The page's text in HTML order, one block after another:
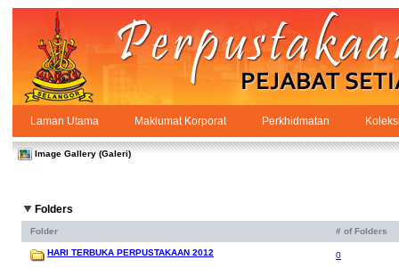
Skip to Content
PPSUKSEL
Galeri
Laman Utama Maklumat Korporat Perkhidmatan
Image Gallery (Galeri)
Folders
Folder # of Folders
HARI TERBUKA PERPUSTAKAAN 2012 0